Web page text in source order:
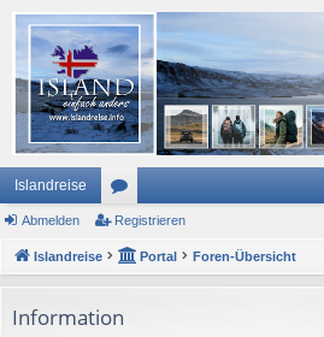
Islandreise
or
en
Abmelden Registrieren
Islandreise Portal Foren-Übersicht
Information